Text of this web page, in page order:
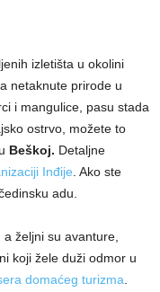
izletišta u okolini
netaknute prirode u
i mangulice, pasu stada
ostrvo, možete to
Beškoj. Detaljne
Inđije . Ako ste
adu.
željni su avanture,
koji žele duži odmor u
domaćeg turizma